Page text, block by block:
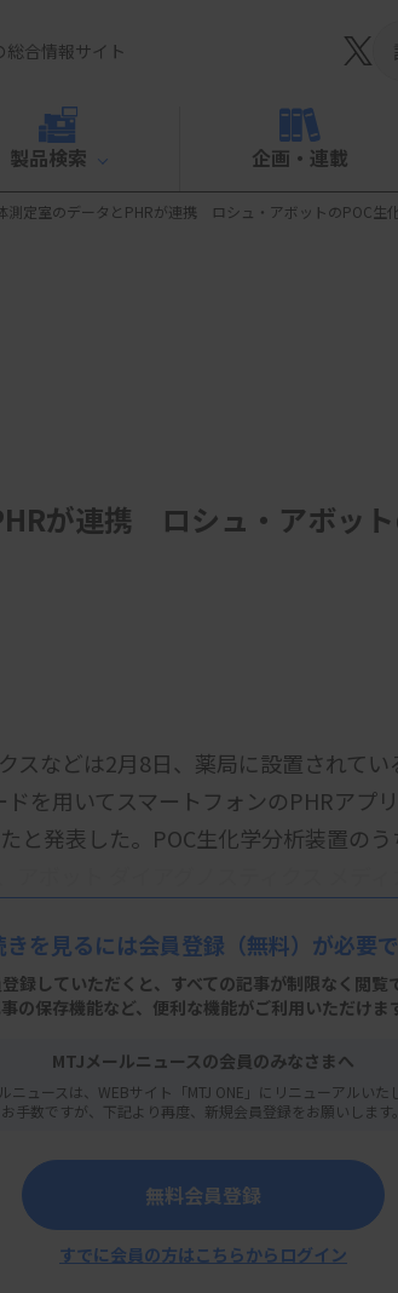
総合情報サイト
製品検索 企画・連載
測定室のデータとPHRが連携 ロシュ・アボットのPOC生
が連携 ロシュ・アボッ
スなどは2月8日、薬局に設置されてい
を用いてスマートフォンのPHRアプ
と発表した。POC生化学分析装置の
たPHRアプリ。健康や医療の記録をし
タ連携により、対象装置で測定した血
略的イノベーション創造プログラム
ムの構築」（プログラムディレクター
きを見るには会員登録 （無料）が必要
録していただくと、すべての記事が制限なく閲覧
の保存機能など、便利な機能がご利用いただけま
MTJメールニュースの会員のみなさまへ
ニュースは、WEBサイト「MTJ ONE」にリニューアルいた
お手数ですが、下記より再度、新規会員登録をお願いします。
無料会員登録
すでに会員の方はこちらからログイン